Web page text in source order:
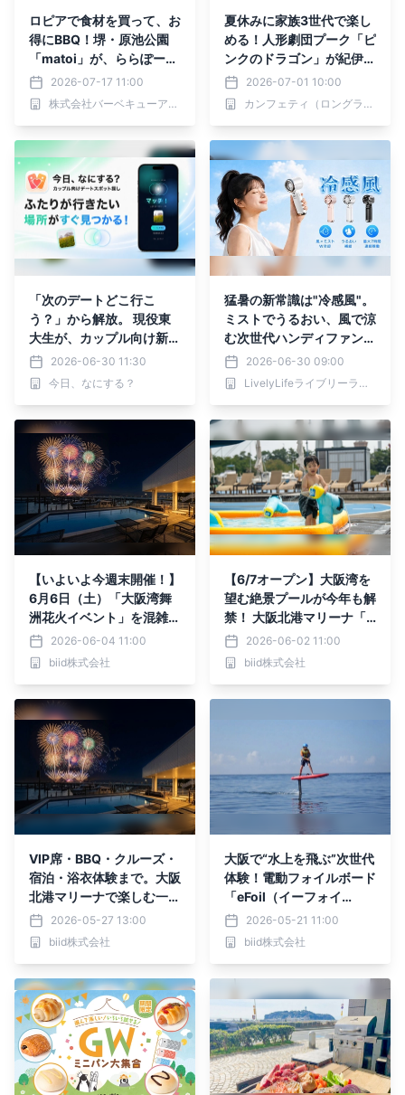
ロピアで食材を買って、お
得にBBQ！堺・原池公園
「matoi」が、ららぽーと
堺「食生活♥♥ロピア」と
期間限定キャンペーン
2026-07-17 11:00
株式会社バーベキューアンドコー
夏休みに家族3世代で楽し
める！人形劇団プーク「ピ
ンクのドラゴン」が紀伊國
屋ホールで上演決定
2026-07-01 10:00
カンフェティ（ロングランプランニング株式会社）
「次のデートどこ行こ
う？」から解放。 現役東
大生が、カップル向け新体
験アプリ「今日、なにす
る？」をリリース
2026-06-30 11:30
今日、なにする？
猛暑の新常識は"冷感風"。
ミストでうるおい、風で涼
む次世代ハンディファンを
発売！2026-06-30 09:00
LivelyLifeライブリーライフ株式会社
【いよいよ今週末開催！】
6月6日（土）「大阪湾舞
洲花火イベント」を混雑な
しの特等席で。大阪北港マ
リーナで楽しむ、手ぶら浴
衣・本格BBQ・絶景花火
2026-06-04 11:00
biid株式会社
【6/7オープン】大阪湾を
望む絶景プールが今年も解
禁！ 大阪北港マリーナ「P
ARK HULL」で、水遊び×
BBQの“都会派リゾート体
験”を
2026-06-02 11:00
biid株式会社
VIP席・BBQ・クルーズ・
宿泊・浴衣体験まで。大阪
北港マリーナで楽しむ一夜
限定の特別花火ナイト開催
2026-05-27 13:00
biid株式会社
大阪で“水上を飛ぶ”次世代
体験！電動フォイルボード
「eFoil（イーフォイ
ル）」体験スクールが大阪
北港マリーナに新登場！
2026-05-21 11:00
biid株式会社